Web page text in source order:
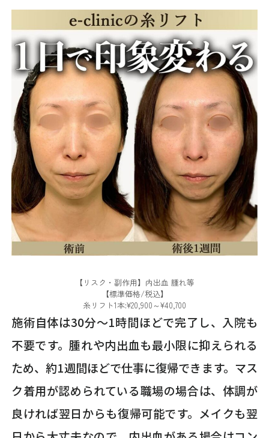
【リスク・副作用】内出血 腫れ等
【標準価格/税込】
糸リフト1本:¥20,900～¥40,700
施術自体は30分〜1時間ほどで完了し、入院も
不要です。腫れや内出血も最小限に抑えられる
ため、約1週間ほどで仕事に復帰できます。マス
ク着用が認められている職場の場合は、体調が
良ければ翌日からも復帰可能です。メイクも翌